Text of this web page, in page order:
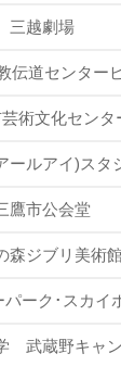
三越劇場
伝道センター
術文化センタ
ールアイ)スタ
鷹市公会堂
森ジブリ美術
パーク･スカイ
武蔵野キャ